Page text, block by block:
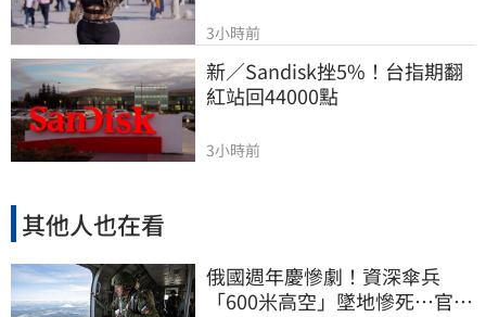
3小時前
新／Sandisk挫5%！台指期翻
紅站回44000點
3小時前
其他人也在看
俄國週年慶慘劇！資深傘兵
「600米高空」墜地慘死…官方